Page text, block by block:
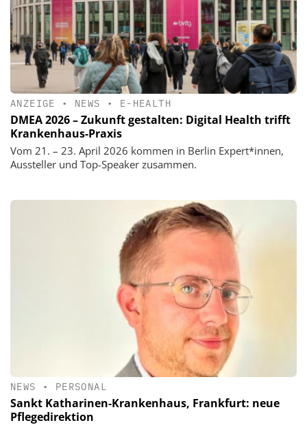
ANZEIGE • NEWS • E-HEALTH
DMEA 2026 – Zukunft gestalten: Digital Health trifft
Krankenhaus-Praxis
Vom 21. – 23. April 2026 kommen in Berlin Expert*innen,
Aussteller und Top-Speaker zusammen.
NEWS • PERSONAL
Sankt Katharinen-Krankenhaus, Frankfurt: neue
Pflegedirektion